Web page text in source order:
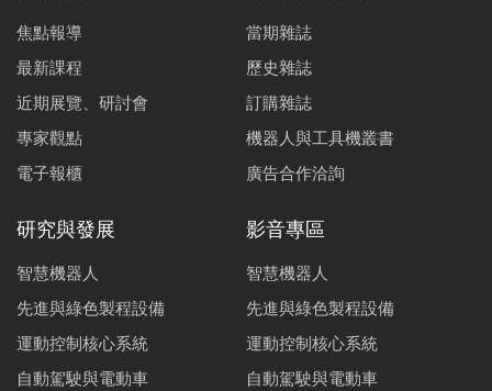
焦點報導
最新課程
近期展覽、研討會
專家觀點
電子報櫃
當期雜誌
歷史雜誌
訂購雜誌
機器人與工具機叢書
廣告合作洽詢
研究與發展
智慧機器人
先進與綠色製程設備
運動控制核心系統
自動駕駛與電動車
影音專區
智慧機器人
先進與綠色製程設備
運動控制核心系統
自動駕駛與電動車